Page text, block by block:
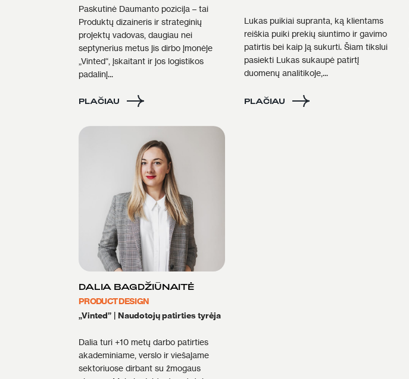
Paskutinė Daumanto pozicija – tai
Produktų dizaineris ir strateginių
projektų vadovas, daugiau nei
septynerius metus jis dirbo įmonėje
„Vinted“, įskaitant ir jos logistikos
padalinį...
PLAČIAU
Lukas puikiai supranta, ką klientams
reiškia puiki prekių siuntimo ir gavimo
patirtis bei kaip ją sukurti. Šiam tikslui
pasiekti Lukas sukaupė patirtį
duomenų analitikoje,...
PLAČIAU
DALIA BAGDŽIŪNAITĖ
PRODUCT DESIGN
„Vinted”
Naudotojų patirties tyrėja
Dalia turi +10 metų darbo patirties
akademiniame, verslo ir viešajame
sektoriuose dirbant su žmogaus